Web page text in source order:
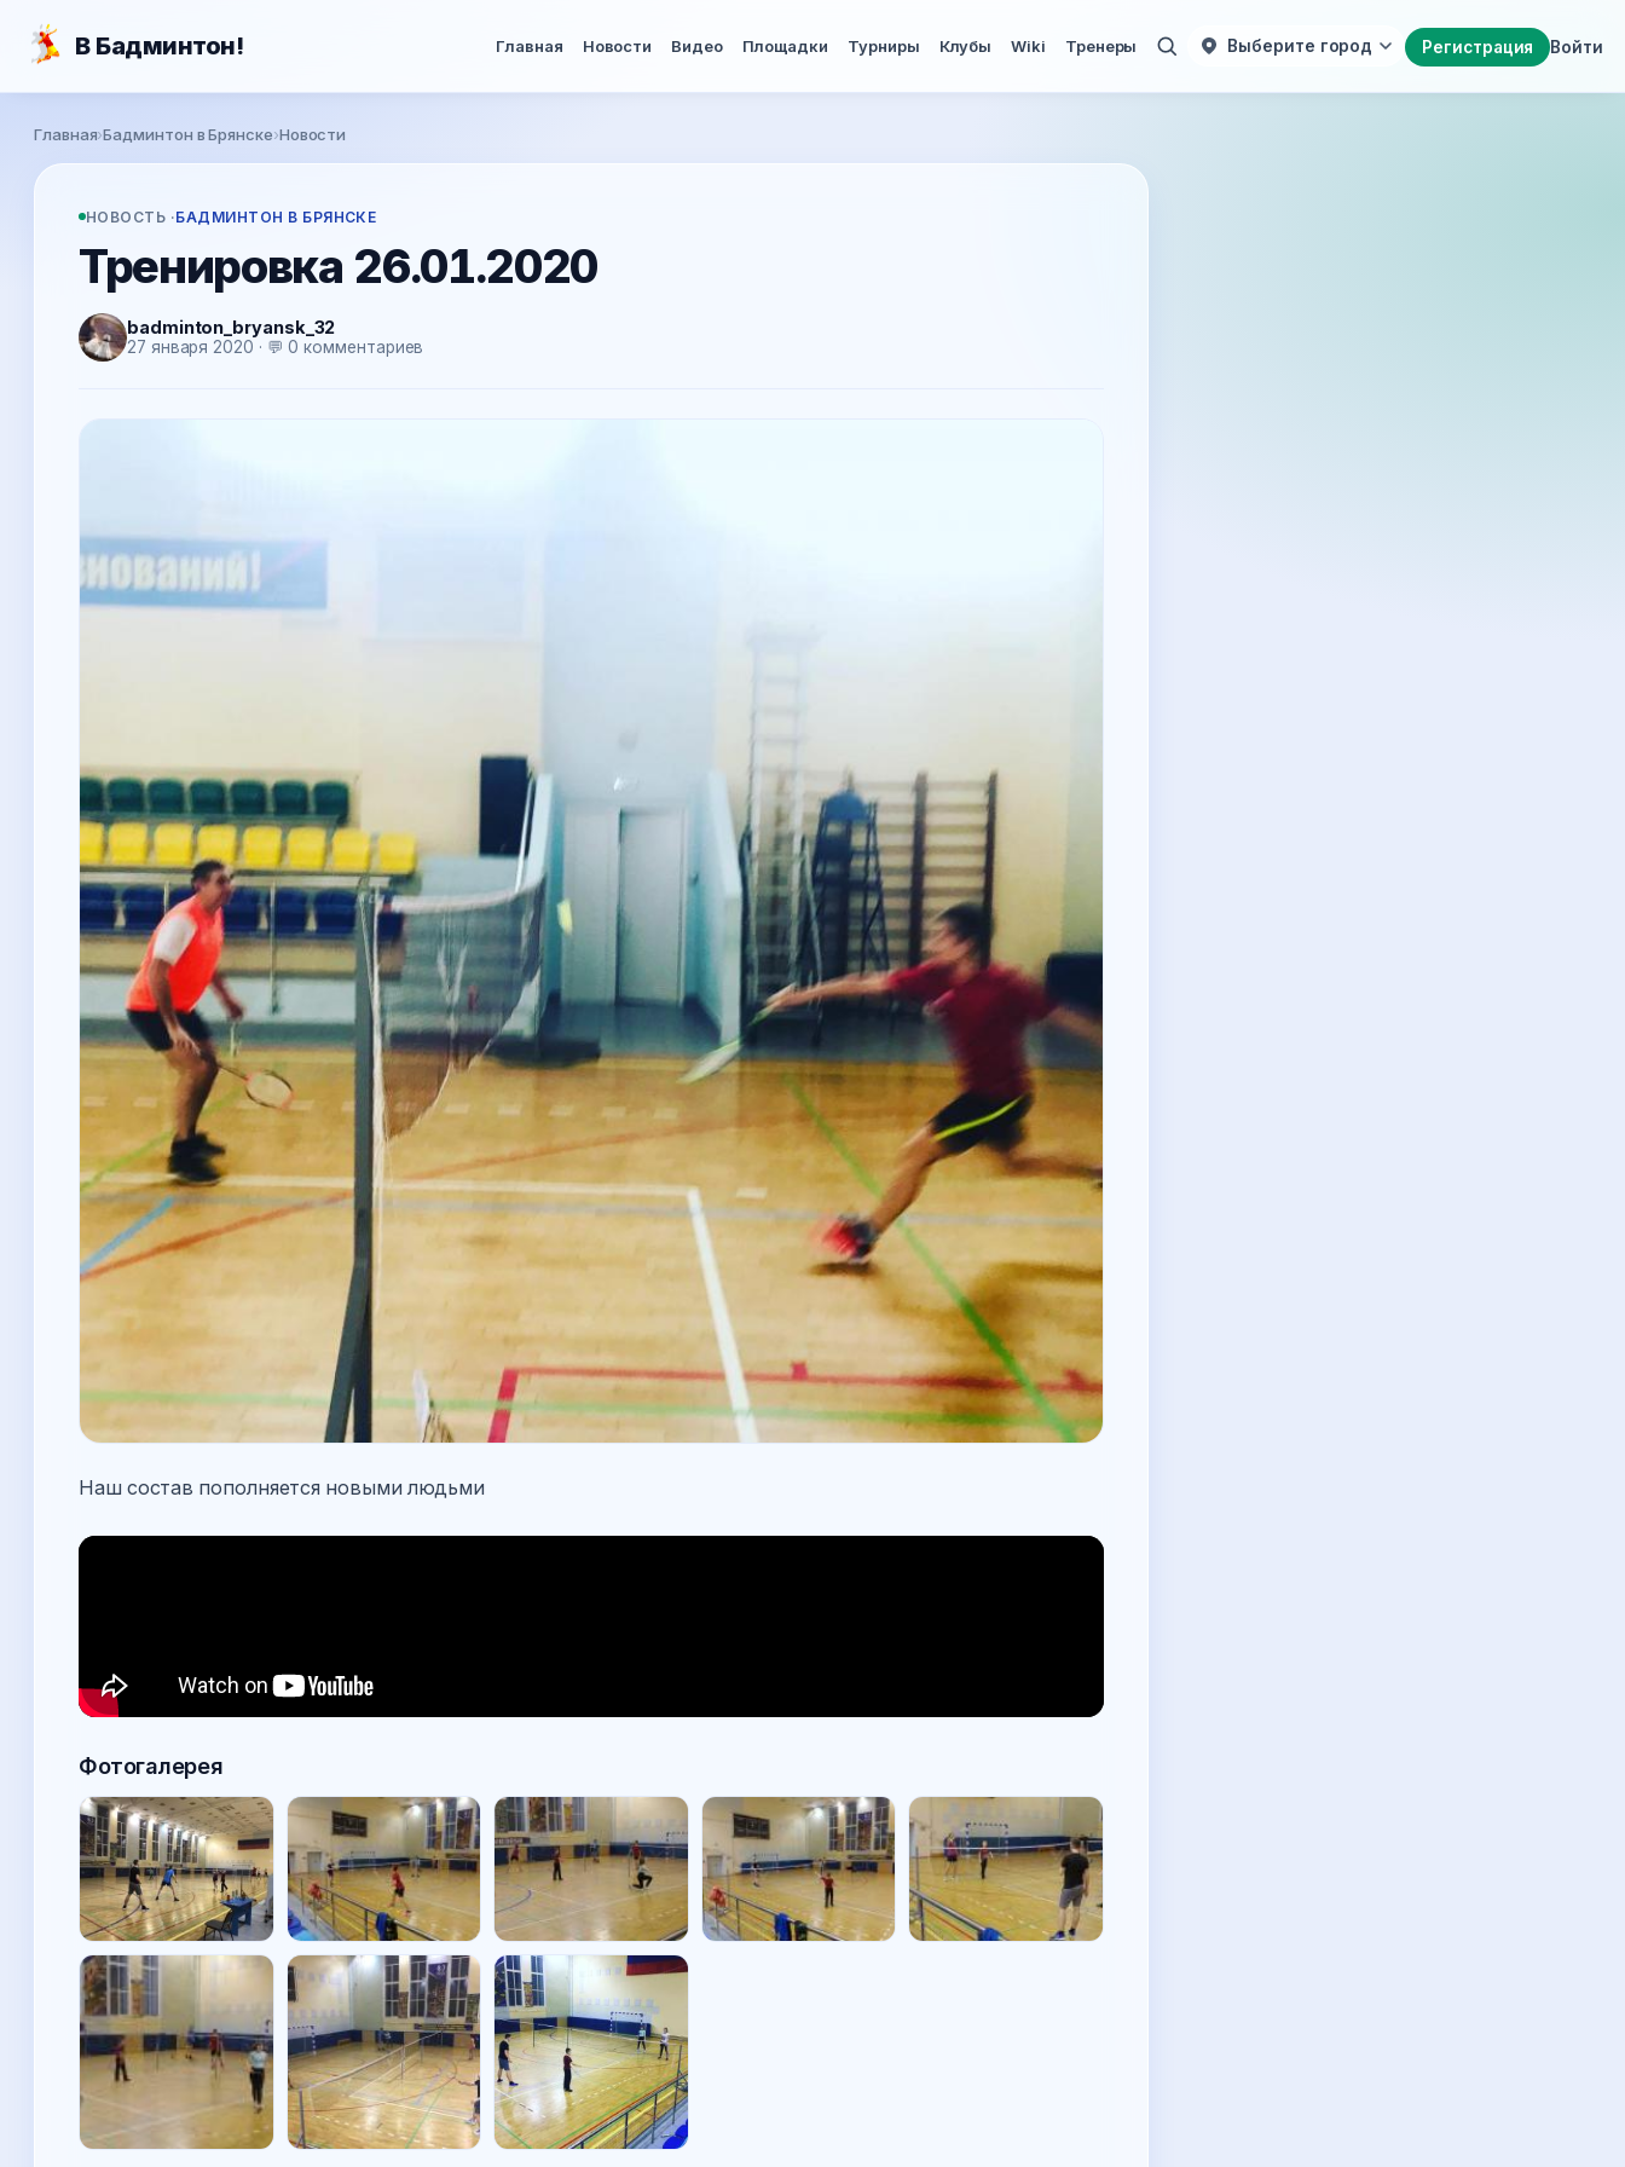
В Бадминтон! Главная Новости Видео Площадки Турниры Клубы Wiki Тренеры Регистрация Войти
Выберите город
Вы здесь
Главная›Бадминтон в Брянске›Новости
НОВОСТЬ ·БАДМИНТОН В БРЯНСКЕ
Тренировка 26.01.2020
badminton_bryansk_32
27 января 2020 · 💬 0 комментариев
Наш состав пополняется новыми людьми
Фотогалерея